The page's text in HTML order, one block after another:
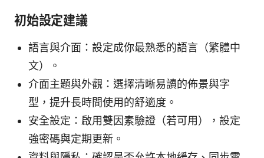
初始設定建議
語言與介面：設定成你最熟悉的語言（繁體中
文）。
介面主題與外觀：選擇清晰易讀的佈景與字
型，提升長時間使用的舒適度。
安全設定：啟用雙因素驗證（若可用），設定
強密碼與定期更新。